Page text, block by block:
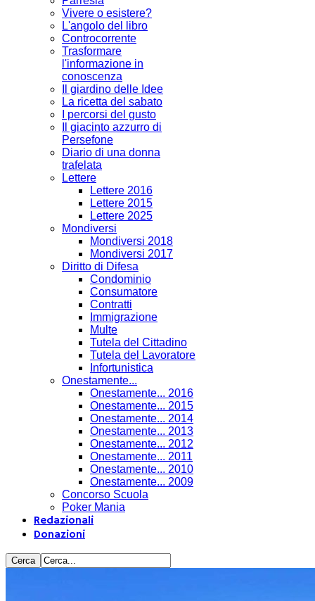
Vivere o esistere?
L'angolo del libro
Controcorrente
Trasformare
l'informazione in
conoscenza
Il giardino delle Idee
La ricetta del sabato
I percorsi del gusto
Il giacinto azzurro di
Persefone
Diario di una donna
trafelata
Lettere
Lettere 2016
Lettere 2015
Lettere 2025
Mondiversi
Mondiversi 2018
Mondiversi 2017
Diritto di Difesa
Condominio
Consumatore
Contratti
Immigrazione
Multe
Tutela del Cittadino
Tutela del Lavoratore
Infortunistica
Onestamente...
Onestamente... 2016
Onestamente... 2015
Onestamente... 2014
Onestamente... 2013
Onestamente... 2012
Onestamente... 2011
Onestamente... 2010
Onestamente... 2009
Concorso Scuola
Poker Mania
Redazionali
Donazioni